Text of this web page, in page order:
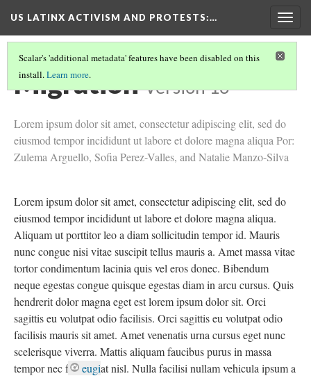
US LATINX ACTIVISM AND PROTESTS:…
Scalar's 'additional metadata' features have been disabled on this
install.Learn more.
Migration Version 16
Lorem ipsum dolor sit amet, consectetur adipiscing elit, sed do
eiusmod tempor incididunt ut labore et dolore magna aliqua Por:
Zulema Arguello, Sofia Perez-Valles, and Natalie Manzo-Silva
Lorem ipsum dolor sit amet, consectetur adipiscing elit, sed do
eiusmod tempor incididunt ut labore et dolore magna aliqua.
Aliquam ut porttitor leo a diam sollicitudin tempor id. Mauris
nunc congue nisi vitae suscipit tellus mauris a. Amet massa vitae
tortor condimentum lacinia quis vel eros donec. Bibendum
neque egestas congue quisque egestas diam in arcu cursus. Quis
hendrerit dolor magna eget est lorem ipsum dolor sit. Orci
sagittis eu volutpat odio facilisis. Orci sagittis eu volutpat odio
facilisis mauris sit amet. Amet venenatis urna cursus eget nunc
scelerisque viverra. Mattis aliquam faucibus purus in massa
tempor nec f
eugiat nisl. Nulla facilisi nullam vehicula ipsum a